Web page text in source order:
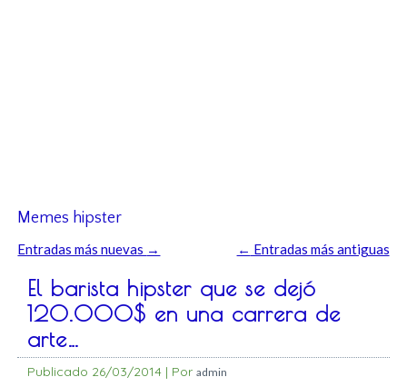
Memes hipster
Entradas más nuevas → ← Entradas más antiguas
El barista hipster que se dejó
120.000$ en una carrera de
arte…
Publicado 26/03/2014 | Por admin